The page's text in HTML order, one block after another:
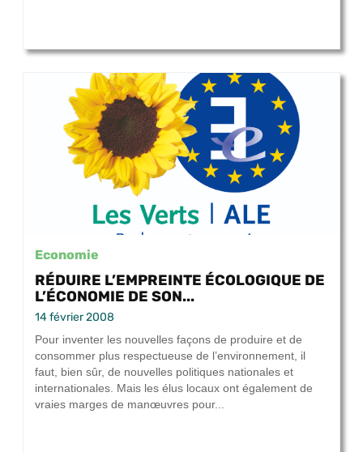
Economie
RÉDUIRE L’EMPREINTE ÉCOLOGIQUE DE
L’ÉCONOMIE DE SON...
14 février 2008
Pour inventer les nouvelles façons de produire et de
consommer plus respectueuse de l’environnement, il
faut, bien sûr, de nouvelles politiques nationales et
internationales. Mais les élus locaux ont également de
vraies marges de manœuvres pour...